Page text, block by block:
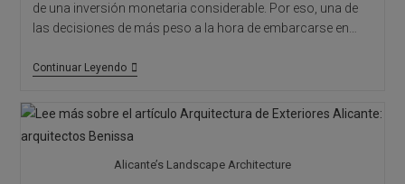
de una inversión monetaria considerable. Por eso, una de
las decisiones de más peso a la hora de embarcarse en…
Continuar LeyendoSobrecostes
Construcción
Tu
A
Alicante’s Landscape Architecture